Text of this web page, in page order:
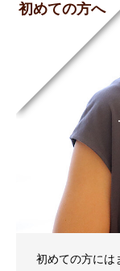
初めての方へ
初めての方には